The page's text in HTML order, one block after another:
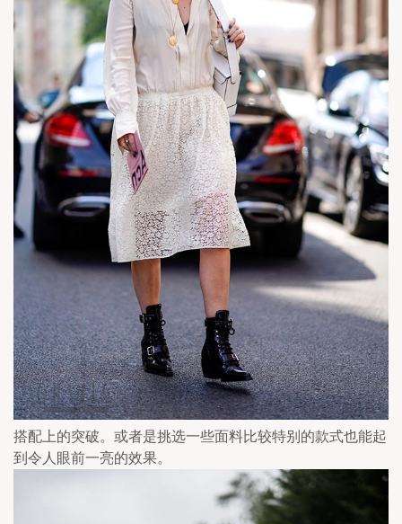
搭配上的突破。或者是挑选一些面料比较特别的款式也能起
到令人眼前一亮的效果。